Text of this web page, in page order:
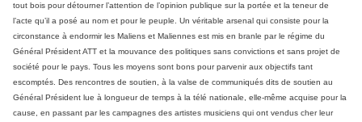
tout bois pour détourner l’attention de l’opinion publique sur la portée et la teneur de
l’acte qu’il a posé au nom et pour le peuple. Un véritable arsenal qui consiste pour la
circonstance à endormir les Maliens et Maliennes est mis en branle par le régime du
Général Président ATT et la mouvance des politiques sans convictions et sans projet de
société pour le pays. Tous les moyens sont bons pour parvenir aux objectifs tant
escomptés. Des rencontres de soutien, à la valse de communiqués dits de soutien au
Général Président lue à longueur de temps à la télé nationale, elle-même acquise pour la
cause, en passant par les campagnes des artistes musiciens qui ont vendus cher leur